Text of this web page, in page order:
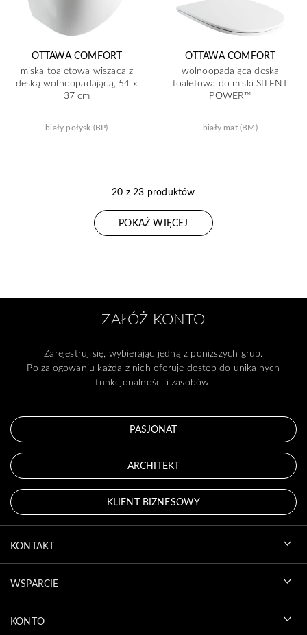
OTTAWA COMFORT
miska toaletowa wisząca z
deską wolnoopadającą, 54 x
37 cm
biały połysk (BP)
OTTAWA COMFORT
wolnoopadająca deska
toaletowa do miski SILENT
POWER™
biały mat (BM)
20 z 23 produktów
POKAŻ WIĘCEJ
ZAŁÓŻ KONTO
Zarejestruj się, wybierając jedną z poniższych grup.
Po zalogowaniu każda z nich oferuje dostęp do unikalnych
funkcjonalności i zasobów.
PASJONAT
ARCHITEKT
KLIENT BIZNESOWY
KONTAKT
WSPARCIE
KONTO